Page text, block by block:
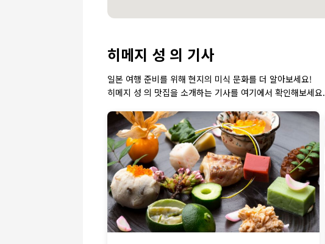
히메지 성 의 기사
일본 여행 준비를 위해 현지의 미식 문화를 더 알아보세요!
히메지 성 의 맛집을 소개하는 기사를 여기에서 확인해보세요.